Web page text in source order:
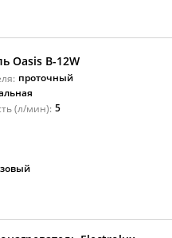
Oasis B-12W
проточный
(л/мин): 5